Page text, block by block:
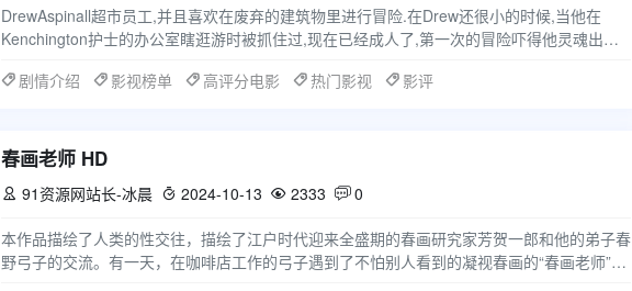
DrewAspinall超市员工,并且喜欢在废弃的建筑物里进行冒险.在Drew还很小的时候,当他在
Kenchington护士的办公室瞎逛游时被抓住过,现在已经成人了,第一次的冒险吓得他灵魂出窍,
剧情介绍
影视榜单 高评分电影 热门影视 影评
春画老师 HD
 91资源网站长-冰晨  2024-10-13  2333  0
本作品描绘了人类的性交往，描绘了江户时代迎来全盛期的春画研究家芳贺一郎和他的弟子春
野弓子的交流。有一天，在咖啡店工作的弓子遇到了不怕别人看到的凝视春画的“春画老师”芳